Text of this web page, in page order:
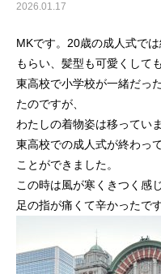
2026.01.17
MKです。20歳の成人式で
もらい、髪型も可愛くして
東高校で小学校が一緒だっ
たのですが、
わたしの着物姿は移ってい
東高校での成人式が終わっ
ことができました。
この時は風が寒くきつく感
足の指が痛くて辛かったです